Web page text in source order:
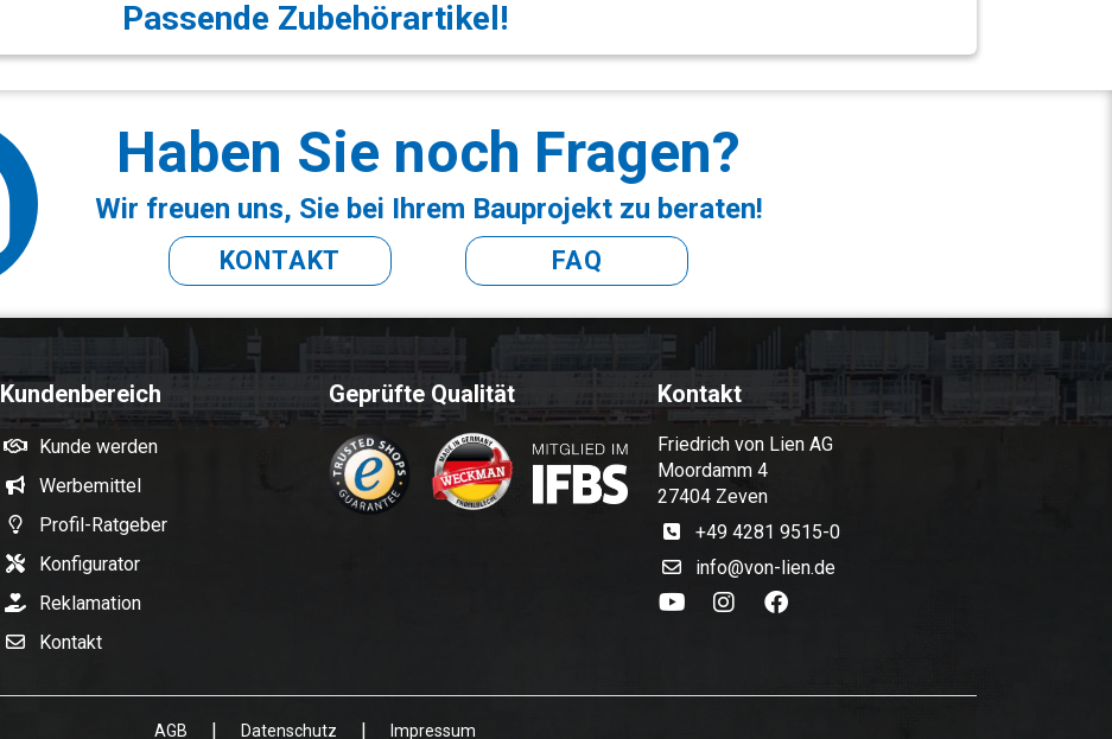
Passende Zubehörartikel!
Haben Sie noch Fragen?
Wir freuen uns, Sie bei Ihrem Bauprojekt zu beraten!
KONTAKT FAQ
Kundenbereich
Kunde werden
Werbemittel
Profil-Ratgeber
Konfigurator
Reklamation
Kontakt
Geprüfte Qualität Kontakt
Friedrich von Lien AG
Moordamm 4
27404 Zeven
+49 4281 9515-0
info@von-lien.de
AGB | Datenschutz | Impressum